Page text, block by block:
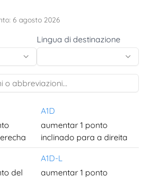
6 agosto 2026
Lingua di destinazione
A1D
aumentar 1 ponto
inclinado para a direita
A1D-L
del
aumentar 1 ponto